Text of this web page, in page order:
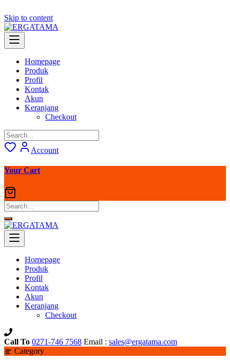
Skip to content
Homepage
Produk
Profil
Kontak
Akun
Keranjang
Checkout
Account
Your Cart
Homepage
Produk
Profil
Kontak
Akun
Keranjang
Checkout
Call To 0271-746 7568 Email : sales@ergatama.com
Category